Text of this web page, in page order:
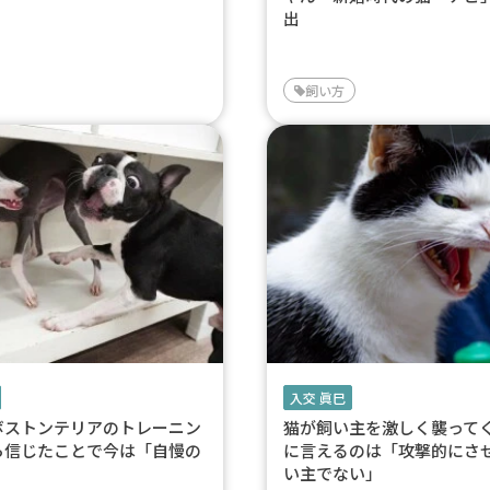
出
飼い方
トンテリアのトレーニン
じたことで今は「自慢の
入交 眞巳
猫が飼い主を激しく襲っ
に言えるのは「攻撃的にさ
い主でない」